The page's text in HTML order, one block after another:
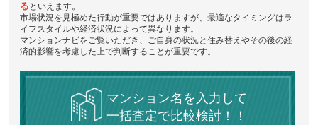
る といえます。
市場状況を見極めた行動が重要ではありますが、最適なタイミングはラ
イフスタイルや経済状況によって異なります。
マンションナビをご覧いただき、ご自身の状況と住み替えやその後の経
済的影響を考慮した上で判断することが重要です。
マンション名を入力して
一括査定で比較検討！！